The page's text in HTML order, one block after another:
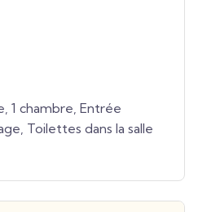
1 chambre, Entrée
Toilettes dans la salle